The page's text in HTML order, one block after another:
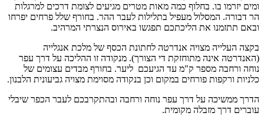
ומים יזרמו בו. בחלוף כמה מאות מטרים מגיעים לצומת דרכים למרגלות
הר דבורה. המסלול מעפיל בתלילות לעבר ההר. בחורף שלל פרחים יפרחו
ובאם תתזמנו את הליכתכם תפגשו באירוס הנצרתי המרהיב.
בקצה העלייה מצויה אנדרטה לחתונת הכסף של מלכת אנגלייה
(האנדרטה אינה מתוחזקת די הצורך). מנקודה זו ההליכה על דרך עפר
נוחה ורחבה מספר ק"מ עד הגיעכם ליער. בחורף מבדים עצומים של
כלניות ורקפות פורחים במקום וכן בנקודה מסוימת מצויה גביעונית הלבנון.
הדרך ממשיכה על דרך עפר נוחה ורחבה ובהתקרבכם לעבר הכפר שיבלי
עוברים דרך מזבלה מקומית.